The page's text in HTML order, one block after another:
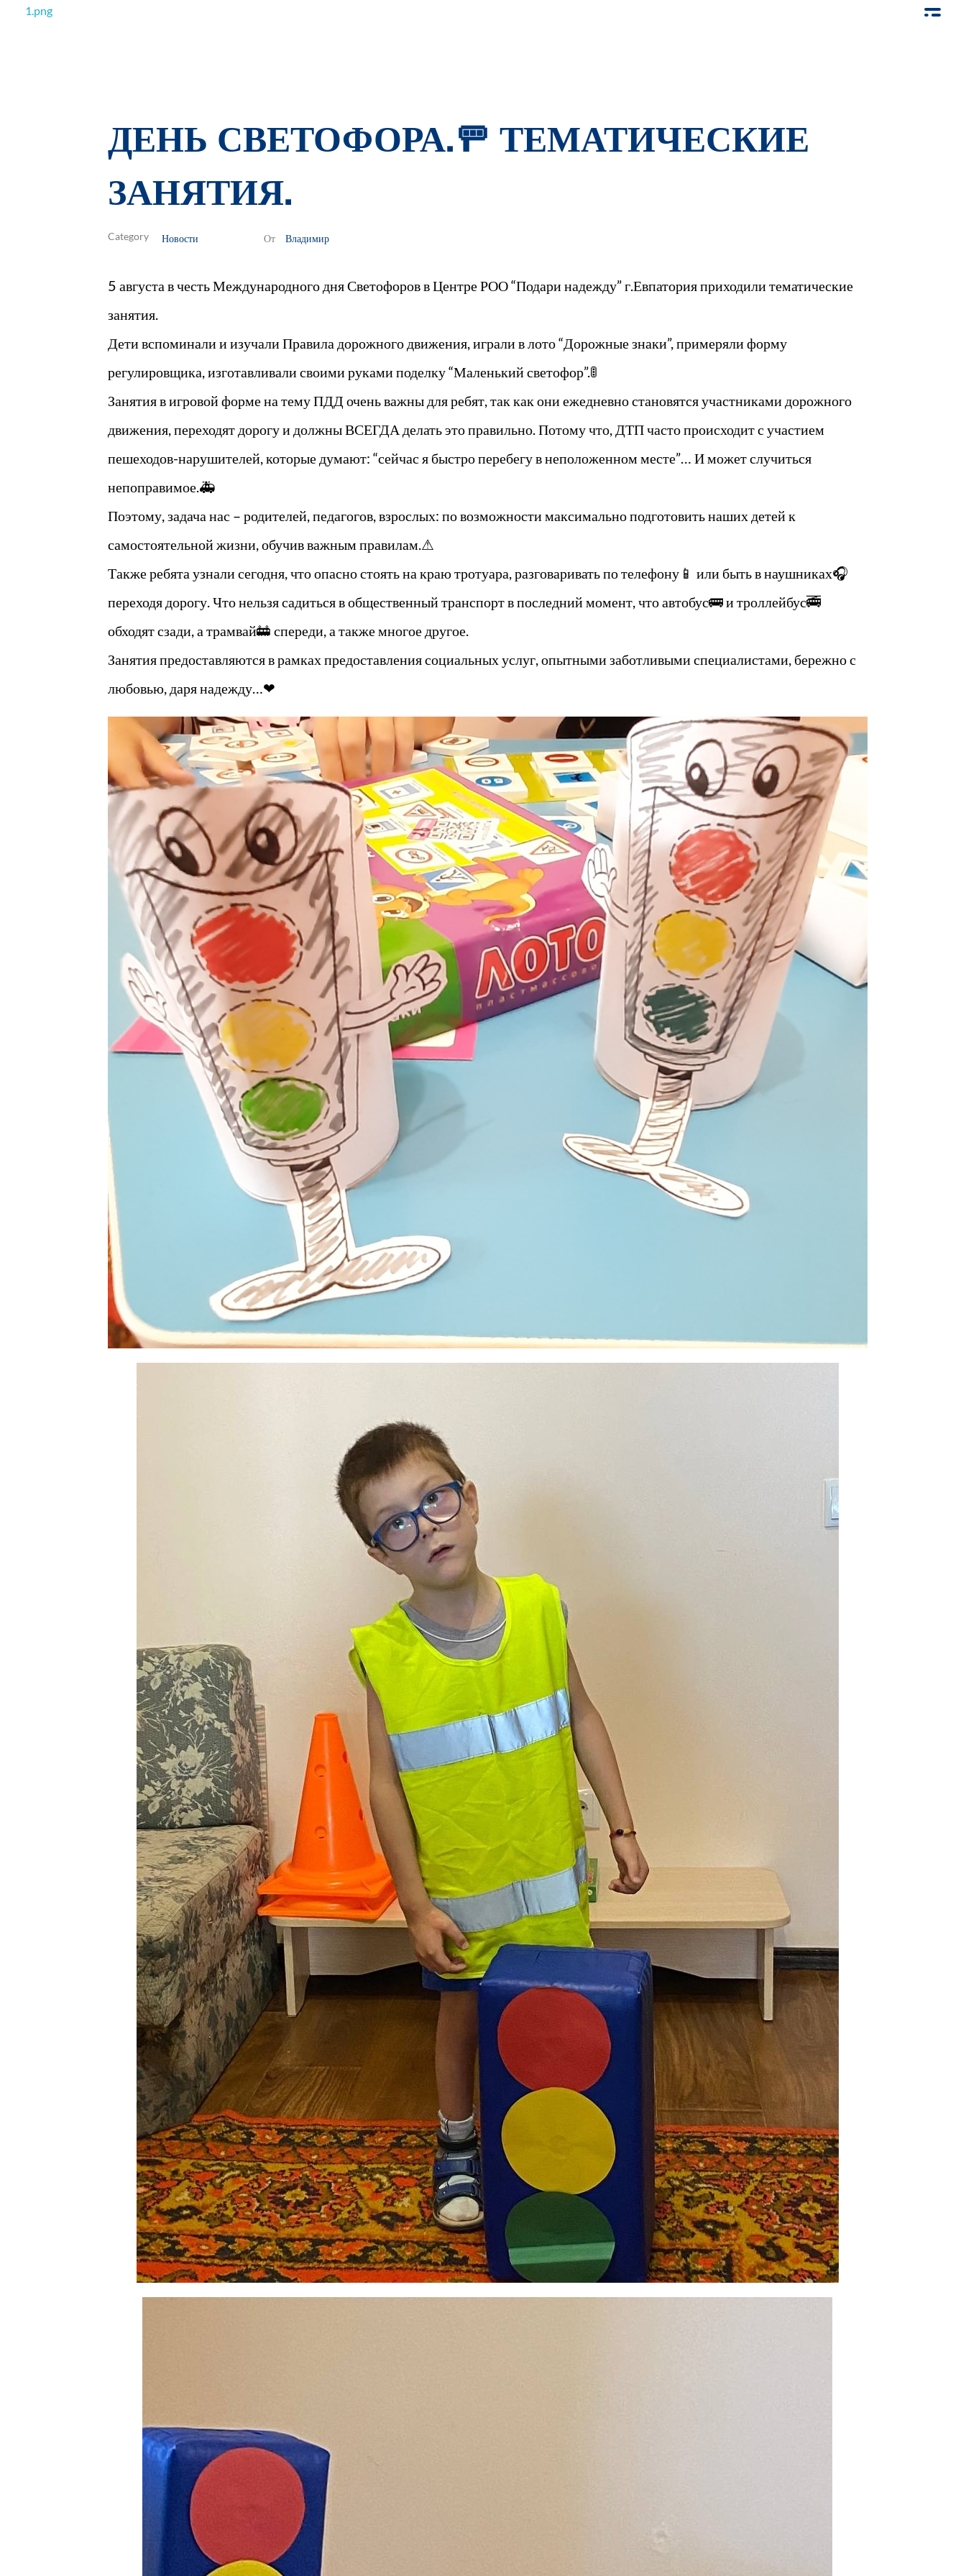
ДЕНЬ СВЕТОФОРА.🚥 ТЕМАТИЧЕСКИЕ
ЗАНЯТИЯ.
От Владимир
Новости
5 августа в честь Международного дня Светофоров в Центре РОО “Подари надежду” г.Евпатория приходили тематические
занятия.
Дети вспоминали и изучали Правила дорожного движения, играли в лото “Дорожные знаки”, примеряли форму
регулировщика, изготавливали своими руками поделку “Маленький светофор”.🚦
Занятия в игровой форме на тему ПДД очень важны для ребят, так как они ежедневно становятся участниками дорожного
движения, переходят дорогу и должны ВСЕГДА делать это правильно. Потому что, ДТП часто происходит с участием
пешеходов-нарушителей, которые думают: “сейчас я быстро перебегу в неположенном месте”… И может случиться
непоправимое.🚑
Поэтому, задача нас – родителей, педагогов, взрослых: по возможности максимально подготовить наших детей к
самостоятельной жизни, обучив важным правилам.⚠
Также ребята узнали сегодня, что опасно стоять на краю тротуара, разговаривать по телефону📱 или быть в наушниках🎧
переходя дорогу. Что нельзя садиться в общественный транспорт в последний момент, что автобус🚌 и троллейбус🚎
обходят сзади, а трамвай🚋 спереди, а также многое другое.
Занятия предоставляются в рамках предоставления социальных услуг, опытными заботливыми специалистами, бережно с
любовью, даря надежду…❤